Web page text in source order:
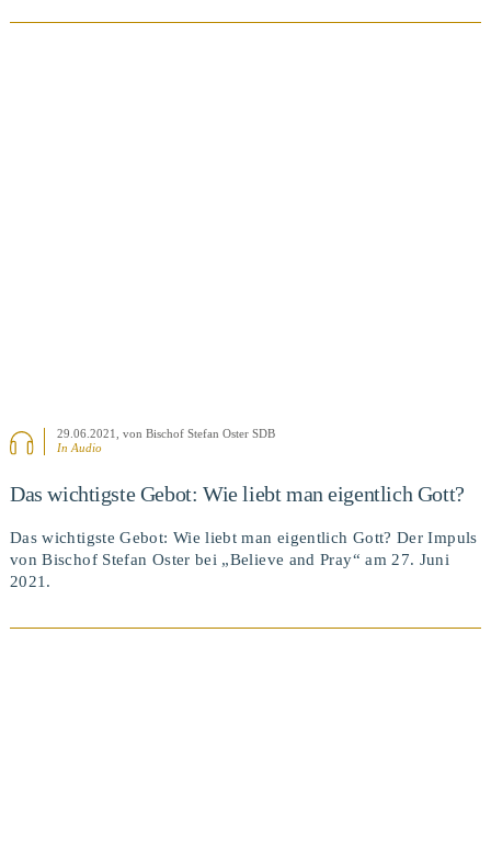
29.06.2021, von Bischof Stefan Oster SDB
In Audio
Das wichtigste Gebot: Wie liebt man eigentlich Gott?
Das wichtigste Gebot: Wie liebt man eigentlich Gott? Der Impuls
von Bischof Stefan Oster bei „Believe and Pray“ am 27. Juni
2021.